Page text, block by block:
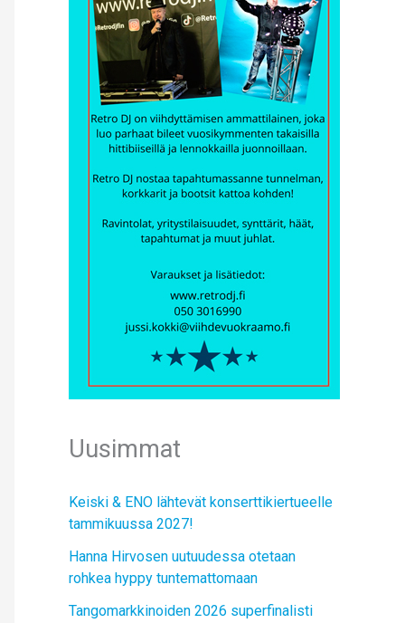
Uusimmat
Keiski & ENO lähtevät konserttikiertueelle
tammikuussa 2027!
Hanna Hirvosen uutuudessa otetaan
rohkea hyppy tuntemattomaan
Tangomarkkinoiden 2026 superfinalisti